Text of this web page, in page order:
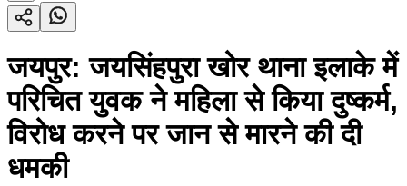
जयपुर: जयसिंहपुरा खोर थाना इलाके में
परिचित युवक ने महिला से किया दुष्कर्म,
विरोध करने पर जान से मारने की दी
धमकी